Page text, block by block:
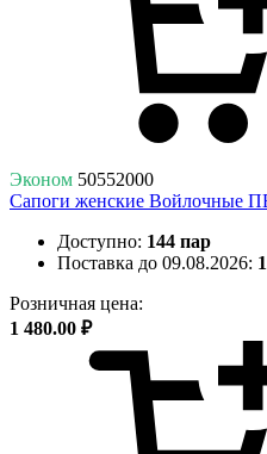
Эконом 50552000
Сапоги женские Войлочные
Доступно: 144 пар
Поставка до 09.08.2026:
Розничная цена:
1 480.00 ₽